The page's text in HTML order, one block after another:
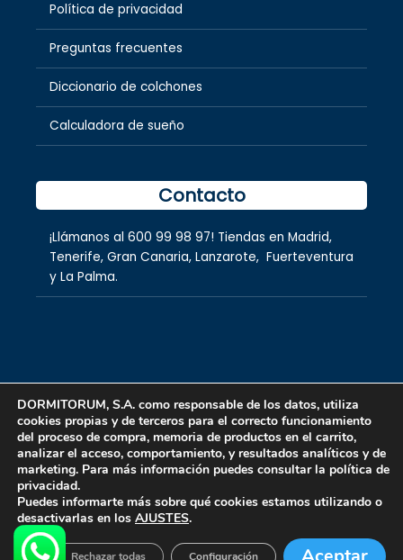
Política de privacidad
Preguntas frecuentes
Diccionario de colchones
Calculadora de sueño
Contacto
¡Llámanos al 600 99 98 97! Tiendas en Madrid,
Tenerife, Gran Canaria, Lanzarote, Fuerteventura
y La Palma.
Copyright © 2026 dormitorum S.A.
DORMITORUM, S.A. como responsable de los datos, utiliza
cookies propias y de terceros para el correcto funcionamiento
del proceso de compra, memoria de productos en el carrito,
analizar el acceso, comportamiento, y resultados analíticos y de
marketing. Para más información puedes consultar la política de
privacidad.
Puedes informarte más sobre qué cookies estamos utilizando o
desactivarlas en los AJUSTES.
Rechazar todas Configuración